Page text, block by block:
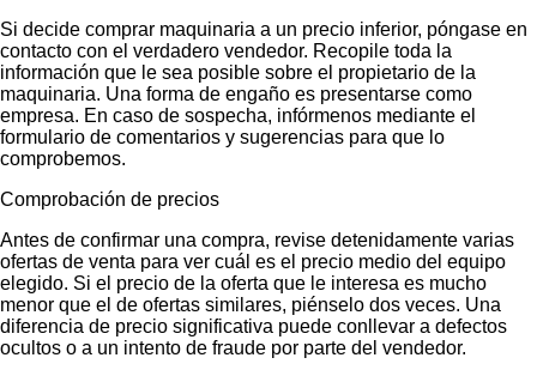
Si decide comprar maquinaria a un precio inferior, póngase en
contacto con el verdadero vendedor. Recopile toda la
información que le sea posible sobre el propietario de la
maquinaria. Una forma de engaño es presentarse como
empresa. En caso de sospecha, infórmenos mediante el
formulario de comentarios y sugerencias para que lo
comprobemos.
Comprobación de precios
Antes de confirmar una compra, revise detenidamente varias
ofertas de venta para ver cuál es el precio medio del equipo
elegido. Si el precio de la oferta que le interesa es mucho
menor que el de ofertas similares, piénselo dos veces. Una
diferencia de precio significativa puede conllevar a defectos
ocultos o a un intento de fraude por parte del vendedor.